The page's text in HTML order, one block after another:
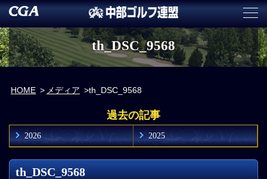
th_DSC_9568
HOME メディア th_DSC_9568
過去の記事
2026 2025
th_DSC_9568